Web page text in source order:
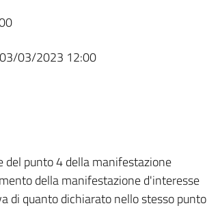
03/2023 12:00
del punto 4 della manifestazione
della manifestazione d'interesse
di quanto dichiarato nello stesso punto